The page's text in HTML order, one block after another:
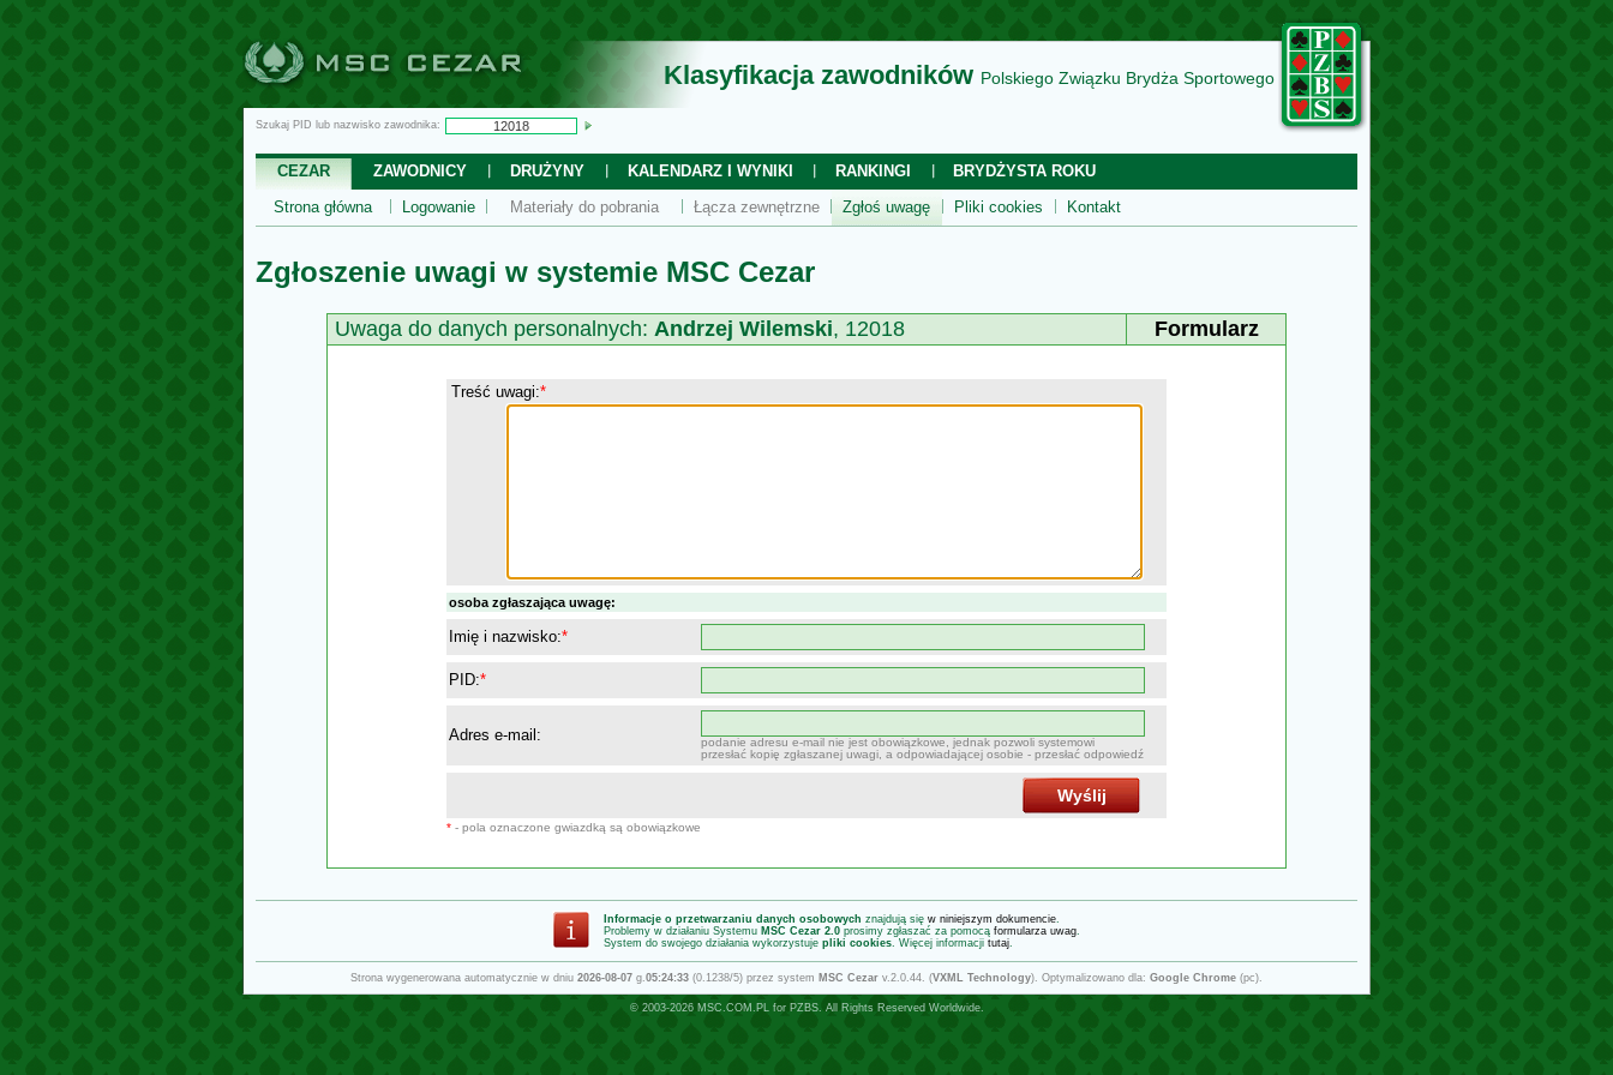
Klasyfikacja zawodników Polskiego Związku Brydża Sportowego
Szukaj PID lub nazwisko zawodnika:
CEZAR ZAWODNICY DRUŻYNY KALENDARZ I WYNIKI RANKINGI
BRYDŻYSTA ROKU
Strona główna
Logowanie Materiały do pobrania Łącza zewnętrzne Zgłoś uwagę Pliki cookies Kontakt
Zgłoszenie uwagi w systemie MSC Cezar
Uwaga do danych personalnych: Andrzej Wilemski, 12018 Formularz
Treść uwagi:*
osoba zgłaszająca uwagę:
Imię i nazwisko:*
PID:*
Adres e-mail:
podanie adresu e-mail nie jest obowiązkowe, jednak pozwoli systemowi
przesłać kopię zgłaszanej uwagi, a odpowiadającej osobie - przesłać odpowiedź
Wyślij
* - pola oznaczone gwiazdką są obowiązkowe
Informacje o przetwarzaniu danych osobowych znajdują się w niniejszym dokumencie.
Problemy w działaniu Systemu MSC Cezar 2.0 prosimy zgłaszać za pomocą formularza uwag.
System do swojego działania wykorzystuje pliki cookies. Więcej informacji tutaj.
Strona wygenerowana automatycznie w dniu 2026-08-07 g.05:24:33 (0.1238/5) przez system MSC Cezar v.2.0.44. (VXML Technology). Optymalizowano dla: Google Chrome (pc).
© 2003-2026 MSC.COM.PLfor PZBS. All Rights Reserved Worldwide.